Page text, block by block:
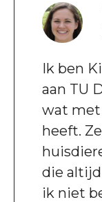
Ik ben
aan TU
wat met
heeft.
die
ik niet